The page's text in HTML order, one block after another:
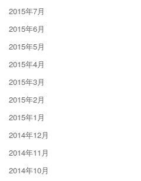
2015年7月
2015年6月
2015年5月
2015年4月
2015年3月
2015年2月
2015年1月
2014年12月
2014年11月
2014年10月